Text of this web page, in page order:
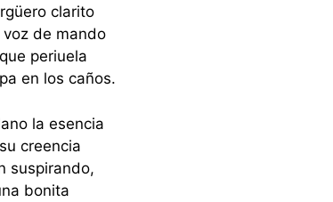
clarito
de mando
periuela
en los caños.
la esencia
creencia
suspirando,
bonita